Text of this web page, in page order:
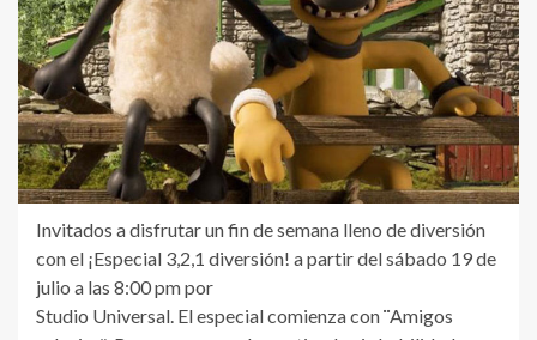
Invitados a disfrutar un fin de semana lleno de diversión
con el ¡Especial 3,2,1 diversión! a partir del sábado 19 de
julio a las 8:00 pm por
Studio Universal. El especial comienza con¨Amigos